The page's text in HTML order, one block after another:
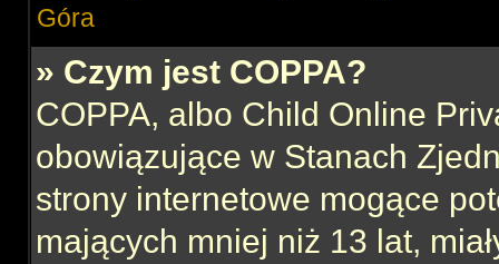
Góra
» Czym jest COPPA?
COPPA, albo Child Online
obowiązujące w Stanach
strony internetowe mogące
mających mniej niż 13 lat,